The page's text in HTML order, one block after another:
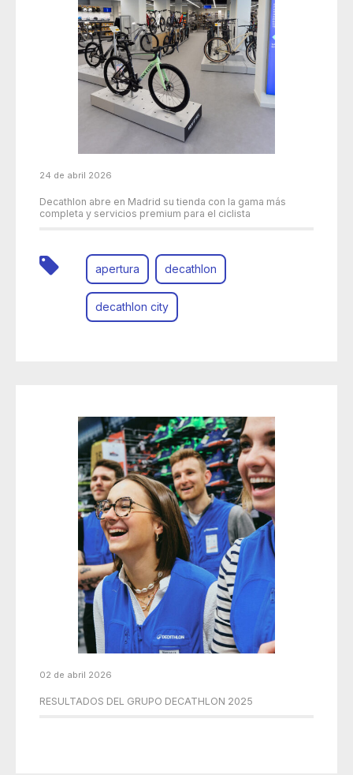
24 de abril 2026
Decathlon abre en Madrid su tienda con la gama más
completa y servicios premium para el ciclista
apertura decathlon
decathlon city
02 de abril 2026
RESULTADOS DEL GRUPO DECATHLON 2025